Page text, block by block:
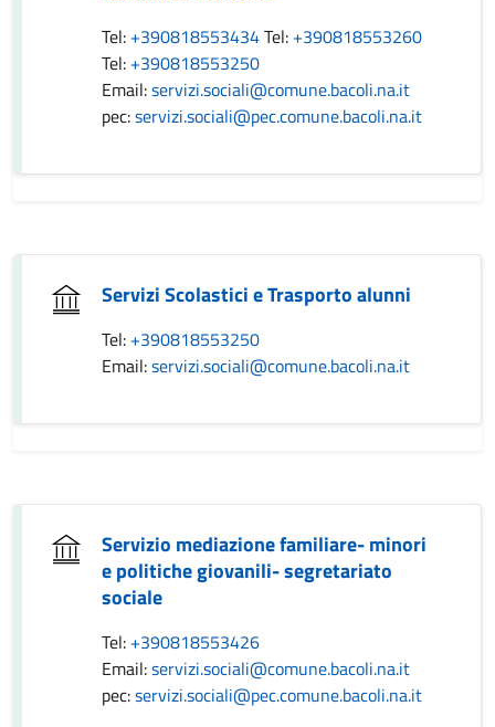
Tel: +390818553434Tel: +390818553260
Tel: +390818553250
Email:servizi.sociali@comune.bacoli.na.it
pec:servizi.sociali@pec.comune.bacoli.na.it
Servizi Scolastici e Trasporto alunni
Tel: +390818553250
Email:servizi.sociali@comune.bacoli.na.it
Servizio mediazione familiare- minori
e politiche giovanili- segretariato
sociale
Tel: +390818553426
Email:servizi.sociali@comune.bacoli.na.it
pec:servizi.sociali@pec.comune.bacoli.na.it